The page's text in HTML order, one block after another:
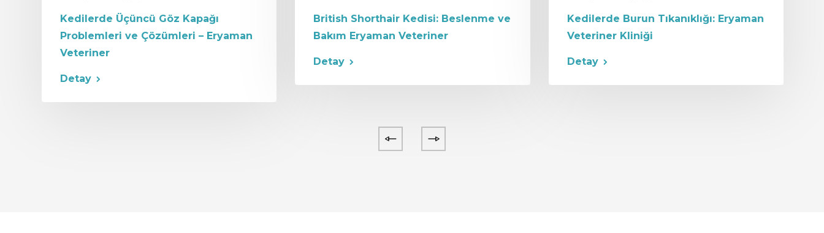
Kedilerde Üçüncü Göz Kapağı
Problemleri ve Çözümleri – Eryaman
Veteriner
Detay
British Shorthair Kedisi: Beslenme ve
Bakım Eryaman Veteriner
Detay
Kedilerde Burun Tıkanıklığı: Eryaman
Veteriner Kliniği
Detay